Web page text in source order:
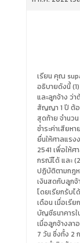
เรียน คุณ
อธิบายดังนี้
และลูกจ้าง ว่
สัญญา 1 ปี ต้อ
สุดท้าย จำนว
ชำระค่าเสียห
ยื่นให้ศาลแรง
2541 เพื่อให้
กรณีได้ และ
ปฏิบัติตามกฎห
เงินสดกับลูกจ้
โดยเรียกรับไ
เดือน เมื่อเรี
บัญชีธนาคารใ
เมื่อลูกจ้างลา
7 วัน ซึ่งทั้ง 2